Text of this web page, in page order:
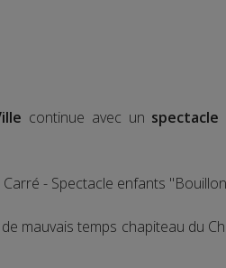
continue avec un
- Spectacle enfants
mauvais temps chapiteau du